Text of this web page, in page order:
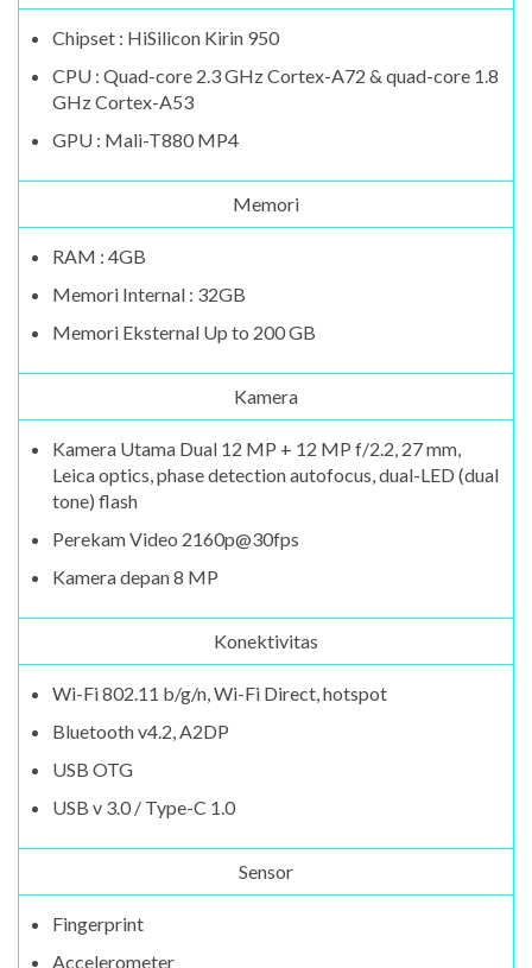
Chipset : HiSilicon Kirin 950
CPU : Quad-core 2.3 GHz Cortex-A72 & quad-core 1.8
GHz Cortex-A53
GPU : Mali-T880 MP4
Memori
RAM : 4GB
Memori Internal : 32GB
Memori Eksternal Up to 200 GB
Kamera
Kamera Utama Dual 12 MP + 12 MP f/2.2, 27 mm,
Leica optics, phase detection autofocus, dual-LED (dual
tone) flash
Perekam Video 2160p@30fps
Kamera depan 8 MP
Konektivitas
Wi-Fi 802.11 b/g/n, Wi-Fi Direct, hotspot
Bluetooth v4.2, A2DP
USB OTG
USB v 3.0 / Type-C 1.0
Sensor
Fingerprint
Accelerometer